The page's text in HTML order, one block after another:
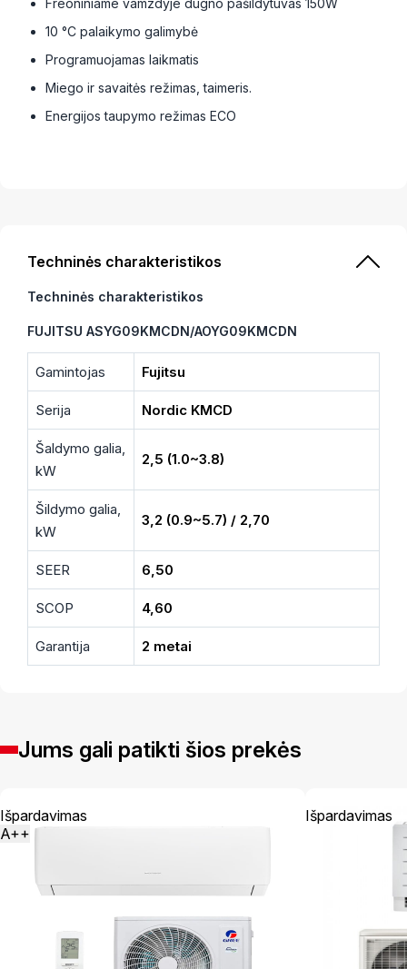
Freoniniame vamzdyje dugno pašildytuvas 150W
10 °C palaikymo galimybė
Programuojamas laikmatis
Miego ir savaitės režimas, taimeris.
Energijos taupymo režimas ECO
Techninės charakteristikos
Techninės charakteristikos
FUJITSU ASYG09KMCDN/AOYG09KMCDN
Gamintojas Fujitsu
Serija Nordic KMCD
Šaldymo galia,
kW
2,5 (1.0~3.8)
Šildymo galia,
kW
3,2 (0.9~5.7) / 2,70
SEER 6,50
SCOP 4,60
Garantija 2 metai
Jums gali patikti šios prekės
Išpardavimas
A++
Išpardavimas